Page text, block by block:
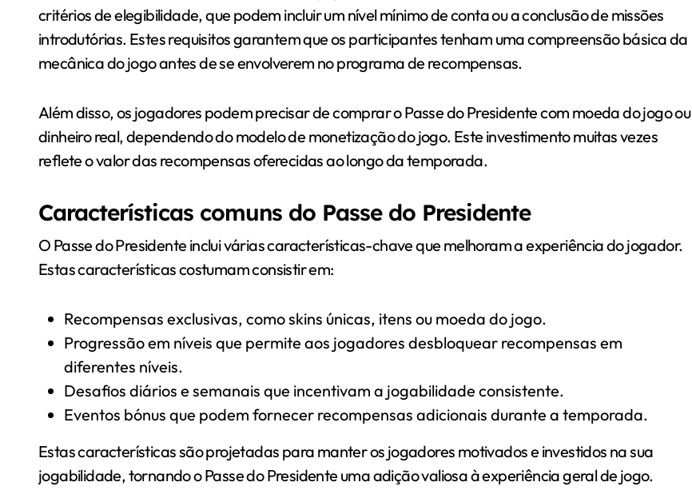
critérios de elegibilidade, que podem incluir um nível mínimo de conta ou a conclusão de missões
introdutórias. Estes requisitos garantem que os participantes tenham uma compreensão básica da
mecânica do jogo antes de se envolverem no programa de recompensas.
Além disso, os jogadores podem precisar de comprar o Passe do Presidente com moeda do jogo ou
dinheiro real, dependendo do modelo de monetização do jogo. Este investimento muitas vezes
reflete o valor das recompensas oferecidas ao longo da temporada.
Características comuns do Passe do Presidente
O Passe do Presidente inclui várias características-chave que melhoram a experiência do jogador.
Estas características costumam consistir em:
Recompensas exclusivas, como skins únicas, itens ou moeda do jogo.
Progressão em níveis que permite aos jogadores desbloquear recompensas em
diferentes níveis.
Desafios diários e semanais que incentivam a jogabilidade consistente.
Eventos bónus que podem fornecer recompensas adicionais durante a temporada.
Estas características são projetadas para manter os jogadores motivados e investidos na sua
jogabilidade, tornando o Passe do Presidente uma adição valiosa à experiência geral de jogo.